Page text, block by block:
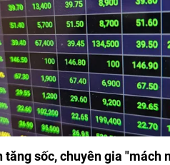
tăng sốc, chuyên gia "mách